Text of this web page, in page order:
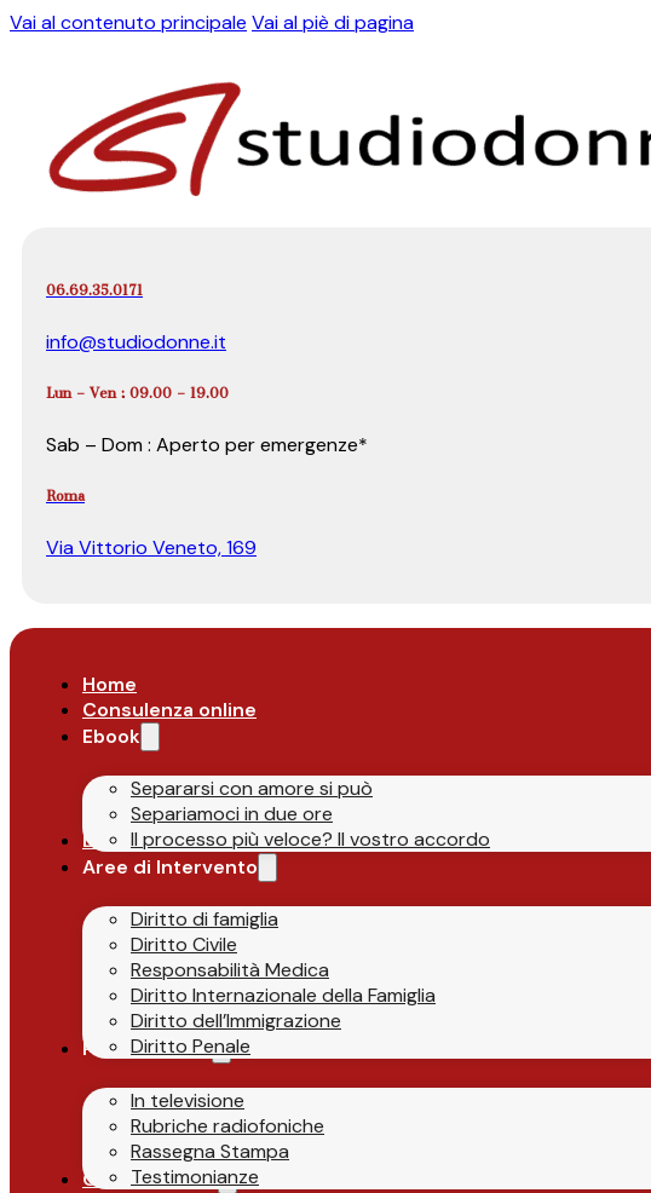
Vai al contenuto principale Vai al piè di pagina
06.69.35.0171
info@studiodonne.it
Lun – Ven : 09.00 – 19.00
Sab – Dom : Aperto per emergenze*
Roma
Via Vittorio Veneto, 169
Home
Consulenza online
Ebook
Separarsi con amore si può
Separiamoci in due ore
Il processo più veloce? Il vostro accordo
Lo Studio
Aree di Intervento
Diritto di famiglia
Diritto Civile
Responsabilità Medica
Diritto Internazionale della Famiglia
Diritto dell’Immigrazione
Diritto Penale
Parlano di Noi
In televisione
Rubriche radiofoniche
Rassegna Stampa
Testimonianze
Guide & News